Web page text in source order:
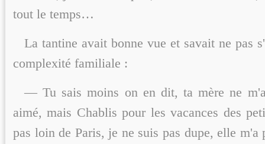
tout le temps…
La tantine avait bonne vue et savait ne pas
complexité familiale :
— Tu sais moins on en dit, ta mère ne
aimé, mais Chablis pour les vacances des
pas loin de Paris, je ne suis pas dupe, elle m'a